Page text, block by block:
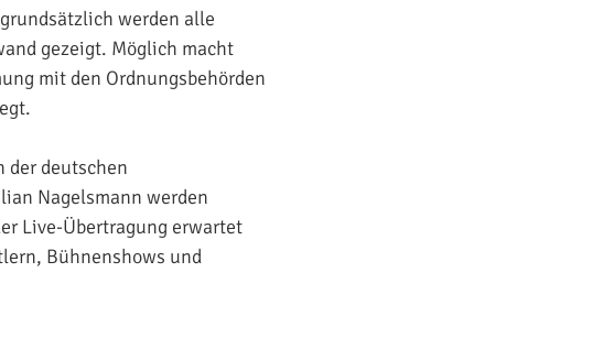
werden alle
gezeigt. Möglich macht
mit den Ordnungsbehörden
der deutschen
Nagelsmann werden
Live-Übertragung erwartet
Bühnenshows und